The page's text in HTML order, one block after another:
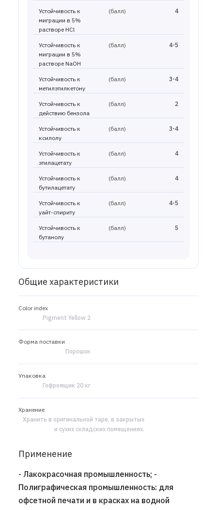
Устойчивость к
миграции в 5%
растворе HCl
(балл) 4
Устойчивость к
миграции в 5%
растворе NaOH
(балл) 4-5
Устойчивость к
метилэтилкетону
(балл) 3-4
Устойчивость к
действию бензола
(балл) 2
Устойчивость к
ксилолу
(балл) 3-4
Устойчивость к
этилацетату
(балл) 4
Устойчивость к
бутилацетату
(балл) 4
Устойчивость к
уайт-спириту
(балл) 4-5
Устойчивость к
бутанолу
(балл) 5
Общие характеристики
Color index
Pigment Yellow 2
Форма поставки
Порошок
Упаковка
Гофроящик 20 кг
Хранение
Хранить в оригинальной таре, в закрытых
и сухих складских помещениях.
Применение
- Лакокрасочная промышленность; -
Полиграфическая промышленность: для
офсетной печати и в красках на водной